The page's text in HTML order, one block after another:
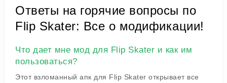
Ответы на горячие вопросы по
Flip Skater: Все о модификации!
Что дает мне мод для Flip Skater и как им
пользоваться?
Этот взломанный апк для Flip Skater открывает все